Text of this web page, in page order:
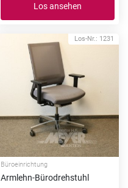
Los ansehen
Los-Nr.: 1231
Büroeinrichtung
Armlehn-Bürodrehstuhl